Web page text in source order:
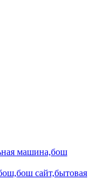
машина,бош
сайт,бытовая